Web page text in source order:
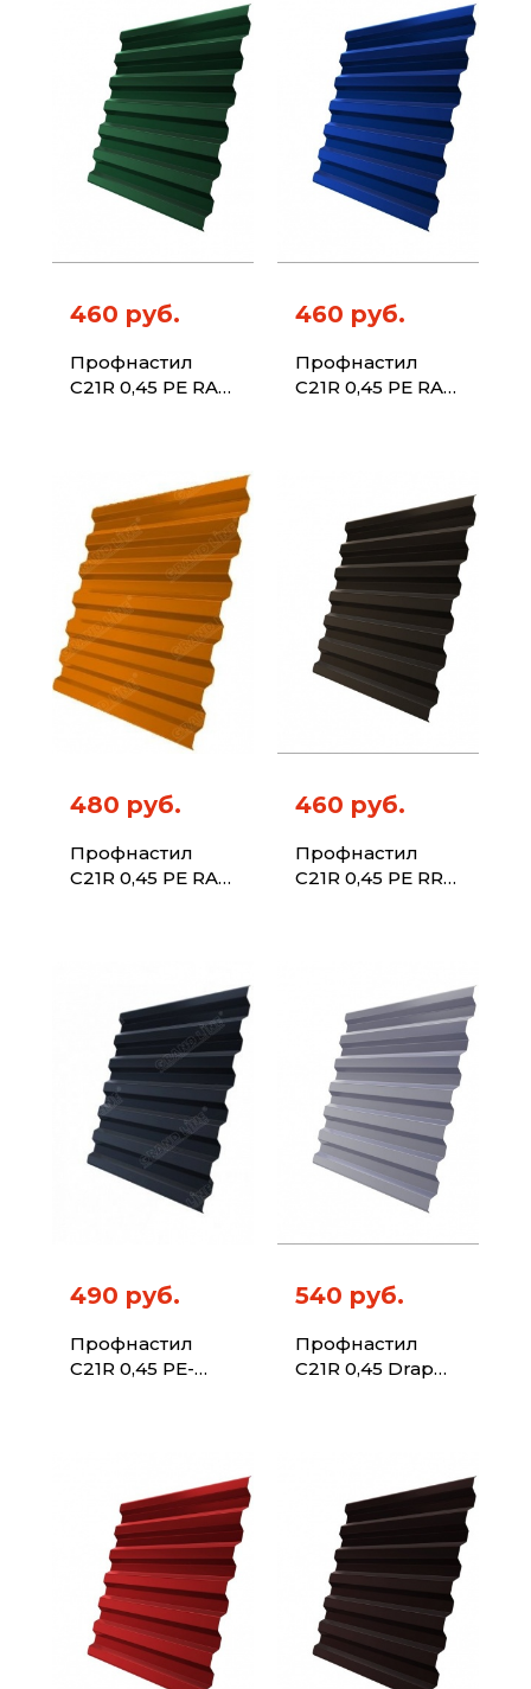
460 руб.
Профнастил
C21R 0,45 PE RAL
460 руб.
Профнастил
C21R 0,45 PE RAL
480 руб.
Профнастил
C21R 0,45 PE RAL
460 руб.
Профнастил
C21R 0,45 PE RR
490 руб.
Профнастил
C21R 0,45 PE-
540 руб.
Профнастил
C21R 0,45 Drap